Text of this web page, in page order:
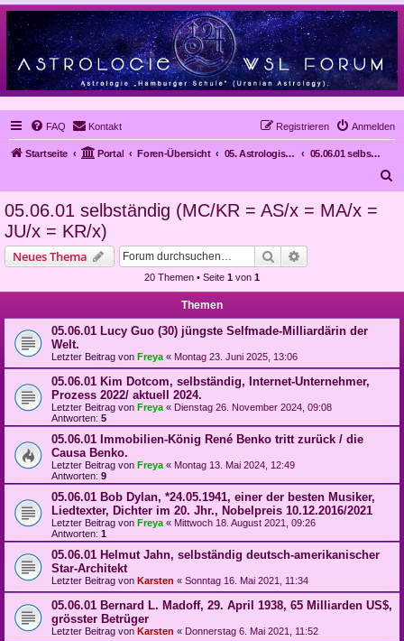
FAQ Kontakt Anmelden
Registrieren
Startseite Portal Foren-Übersicht 05. Astrologische Gutachten
05.06.01 selbständig (MC/KR = AS/x = MA/x = JU/x = KR/x)
05.06.01 selbständig (MC/KR = AS/x = MA/x =
JU/x = KR/x)
Neues Thema Suche
20 Themen • Seite 1 von 1
Themen
05.06.01 Lucy Guo (30) jüngste Selfmade-Milliardärin der
Welt.
Letzter Beitrag von Freya « Montag 23. Juni 2025, 13:06
05.06.01 Kim Dotcom, selbständig, Internet-Unternehmer,
Prozess 2022/ aktuell 2024.
Letzter Beitrag von Freya « Dienstag 26. November 2024, 09:08
Antworten: 5
05.06.01 Immobilien-König René Benko tritt zurück / die
Causa Benko.
Letzter Beitrag von Freya « Montag 13. Mai 2024, 12:49
Antworten: 9
05.06.01 Bob Dylan, *24.05.1941, einer der besten Musiker,
Liedtexter, Dichter im 20. Jhr., Nobelpreis 10.12.2016/2021
Letzter Beitrag von Freya « Mittwoch 18. August 2021, 09:26
Antworten: 1
05.06.01 Helmut Jahn, selbständig deutsch-amerikanischer
Star-Architekt
Letzter Beitrag von Karsten « Sonntag 16. Mai 2021, 11:34
05.06.01 Bernard L. Madoff, 29. April 1938, 65 Milliarden US$,
grösster Betrüger
Letzter Beitrag von Karsten « Donnerstag 6. Mai 2021, 11:52